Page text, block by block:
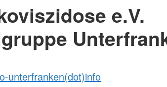
e.V.
unterfranken(dot)info